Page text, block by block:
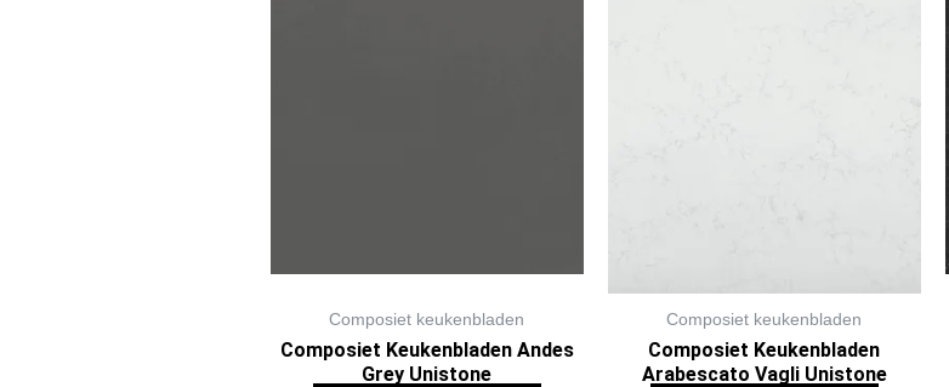
Composiet keukenbladen
Composiet Keukenbladen Andes
Grey Unistone
Composiet keukenbladen
Composiet Keukenbladen
Arabescato Vagli Unistone